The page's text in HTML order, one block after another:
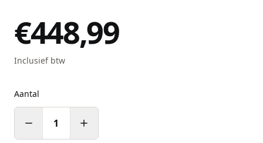
€448,99
Inclusief btw
Aantal
1